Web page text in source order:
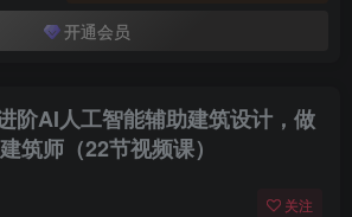
开通会员
阶AI人工智能辅助建筑设计，做
筑师（22节视频课）
关注